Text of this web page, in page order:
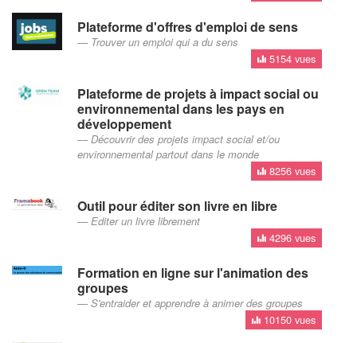
Plateforme d'offres d'emploi de sens
Trouver un emploi qui a du sens
5154 vues
Plateforme de projets à impact social ou
environnemental dans les pays en
développement
Découvrir des projets impact social et/ou
environnemental partout dans le monde
8256 vues
Outil pour éditer son livre en libre
Editer un livre librement
4296 vues
Formation en ligne sur l'animation des
groupes
S'entraider et apprendre à animer des groupes
10150 vues